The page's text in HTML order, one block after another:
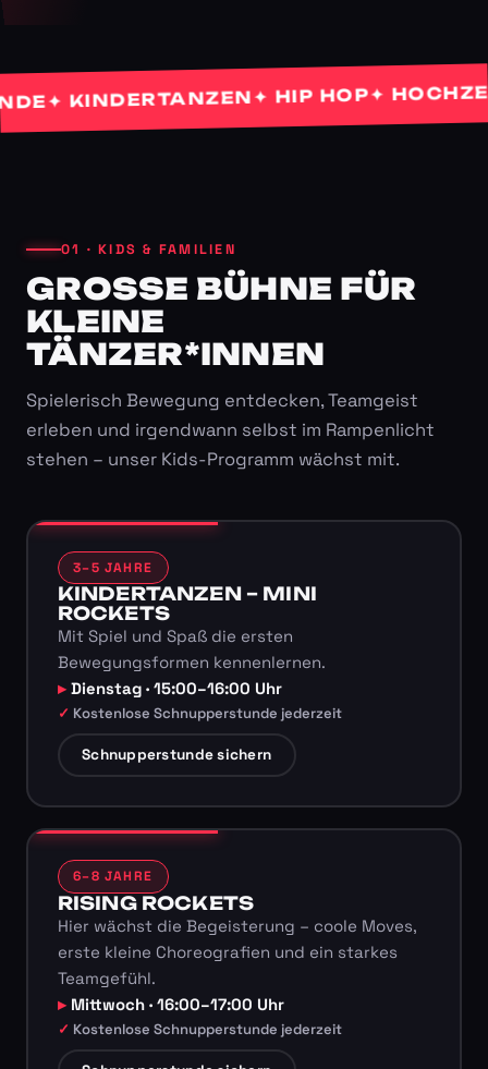
✦ KINDERTANZEN✦ HIP HOP✦
01 · KIDS & FAMILIEN
GROSSE BÜHNE FÜR K
LEINE T
ÄNZER*INNEN
Spielerisch Bewegung entdecken, Teamgeist
erleben und irgendwann selbst im Rampenlicht
stehen – unser Kids-Programm wächst mit.
3–5 JAHRE
KINDERTANZEN – MINI
ROCKETS
Mit Spiel und Spaß die ersten
Bewegungsformen kennenlernen.
Dienstag · 15:00–16:00 Uhr
Kostenlose Schnupperstunde jederzeit
Schnupperstunde sichern
6–8 JAHRE
RISING ROCKETS
Hier wächst die Begeisterung – coole Moves,
erste kleine Choreografien und ein starkes
Teamgefühl.
Mittwoch · 16:00–17:00 Uhr
Kostenlose Schnupperstunde jederzeit